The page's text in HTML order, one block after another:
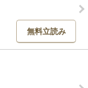
無料立読み